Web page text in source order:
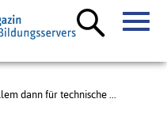
dann für technische ...